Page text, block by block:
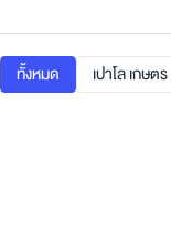
ทั้งหมด เปาโล เกษตร